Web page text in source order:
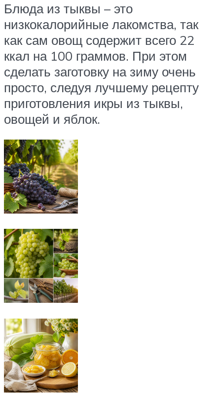
Блюда из тыквы – это
низкокалорийные лакомства, так
как сам овощ содержит всего 22
ккал на 100 граммов. При этом
сделать заготовку на зиму очень
просто, следуя лучшему рецепту
приготовления икры из тыквы,
овощей и яблок.